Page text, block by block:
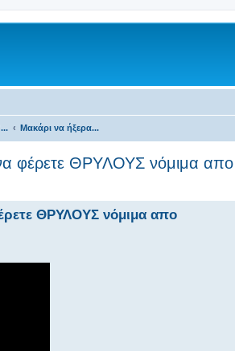
Μακάρι να ήξερα...
φέρετε ΘΡΥΛΟΥΣ νόμιμα απο
ΘΡΥΛΟΥΣ νόμιμα απο